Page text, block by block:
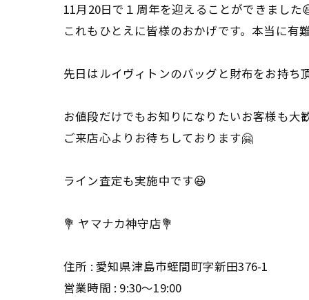
11月20日で１周年を迎えることができました
これもひとえに皆様のおかげです。本当に有
先日はルイヴィトンのバッグと財布をお持ち
お値段だけでもお知りになりたいお客様も
ご来店心よりお待ちしております🤗
ライン査定も実施中です😆
💐 ヤマナカ神守店💐
住所 : 愛知県津島市蛭間町字新田376-1
営業時間 : 9:30〜19:00